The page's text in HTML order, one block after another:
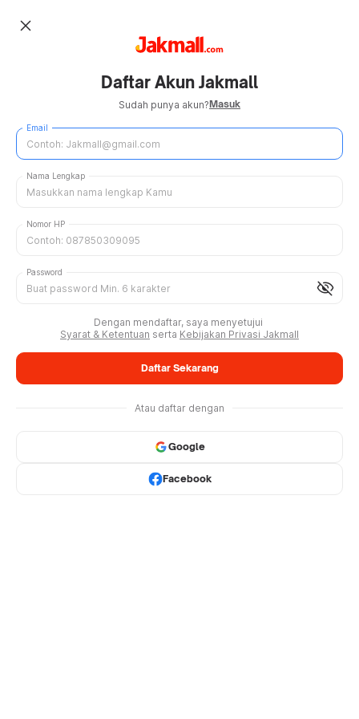
close
Daftar Akun Jakmall
Sudah punya akun?Masuk
Email
Nama Lengkap
Nomor HP
visibility_off
Password
Dengan mendaftar, saya menyetujui
Syarat & Ketentuan serta Kebijakan Privasi Jakmall
Daftar Sekarang
Atau daftar dengan
Google
Facebook